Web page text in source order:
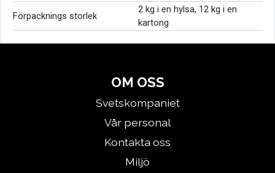
Förpacknings storlek
2 kg i en hylsa, 12 kg i en
kartong
OM OSS
Svetskompaniet
Vår personal
Kontakta oss
Miljö